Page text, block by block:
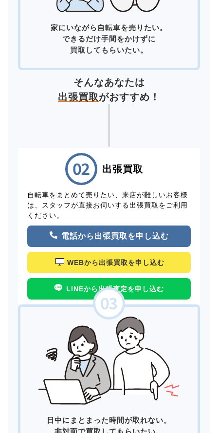
家にいながら自転車を売りたい。
できるだけ手間をかけずに
買取してもらいたい。
そんなあなたは
出張買取がおすすめ！
出張買取
自転車をまとめて売りたい、来店が難しいお客様
は、スタッフが直接お伺いする出張買取をご利用
ください。
電話から出張買取を申し込む
WEBから出張買取を申し込む
LINEから出張査定を申し込む
日中にまとまった時間が取れない。